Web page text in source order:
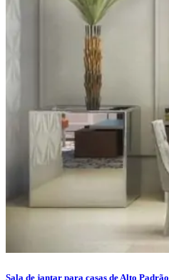
Sala de jantar para casas de Alto Padrão